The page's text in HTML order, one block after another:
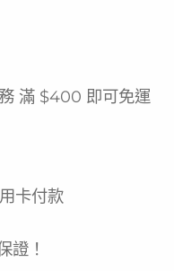
滿 $400 即可免運
卡付款
證！